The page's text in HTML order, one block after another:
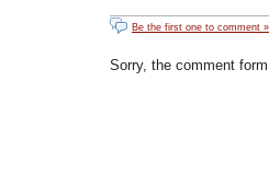
Be the first one to comment »
Sorry, the comment